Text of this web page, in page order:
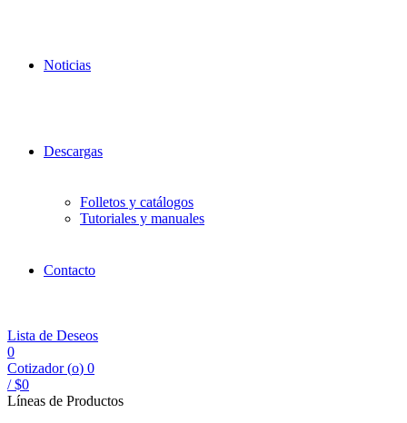
Noticias
Descargas
Folletos y catálogos
Tutoriales y manuales
Contacto
Lista de Deseos
0
Cotizador (o) 0
/ $0
Líneas de Productos